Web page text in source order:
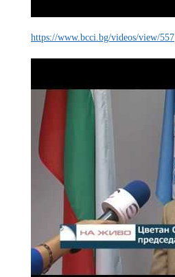
https://www.bcci.bg/videos/view/557